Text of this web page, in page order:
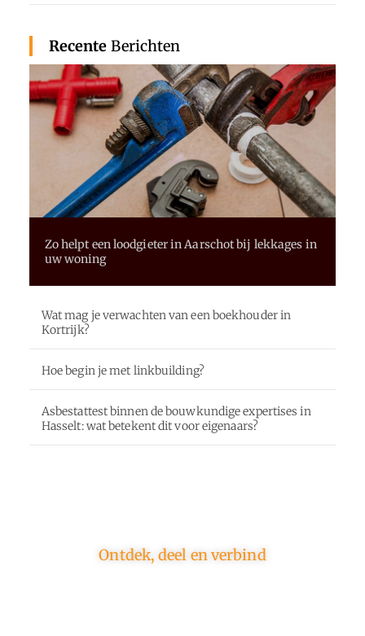
Recente Berichten
Zo helpt een loodgieter in Aarschot bij lekkages in
uw woning
Wat mag je verwachten van een boekhouder in
Kortrijk?
Hoe begin je met linkbuilding?
Asbestattest binnen de bouwkundige expertises in
Hasselt: wat betekent dit voor eigenaars?
Ontdek, deel en verbind